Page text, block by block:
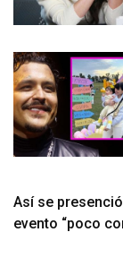
Así se
evento “poco